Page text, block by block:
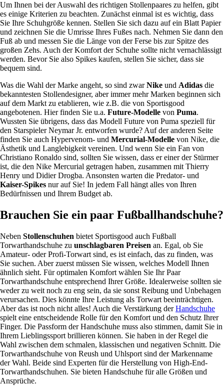
Um Ihnen bei der Auswahl des richtigen Stollenpaares zu helfen, gibt
es einige Kriterien zu beachten. Zunächst einmal ist es wichtig, dass
Sie Ihre Schuhgröße kennen. Stellen Sie sich dazu auf ein Blatt Papier
und zeichnen Sie die Umrisse Ihres Fußes nach. Nehmen Sie dann den
Fuß ab und messen Sie die Länge von der Ferse bis zur Spitze des
großen Zehs. Auch der Komfort der Schuhe sollte nicht vernachlässigt
werden. Bevor Sie also Spikes kaufen, stellen Sie sicher, dass sie
bequem sind.
Was die Wahl der Marke angeht, so sind zwarNike und Adidas die
bekanntesten Stollendesigner, aber immer mehr Marken beginnen sich
auf dem Markt zu etablieren, wie z.B. die von Sportisgood
angebotenen. Hier finden Sie u.a. Future-Modelle von Puma.
Wussten Sie übrigens, dass das Modell Future von Puma speziell für
den Starspieler Neymar Jr. entworfen wurde? Auf der anderen Seite
finden Sie auch Hypervenom- und Mercurial-Modelle von Nike, die
Ästhetik und Langlebigkeit vereinen. Und wenn Sie ein Fan von
Christiano Ronaldo sind, sollten Sie wissen, dass er einer der Stürmer
ist, die den Nike Mercurial getragen haben, zusammen mit Thierry
Henry und Didier Drogba. Ansonsten warten die Predator- und
Kaiser-Spikes nur auf Sie! In jedem Fall hängt alles von Ihren
Bedürfnissen und Ihrem Budget ab.
Brauchen Sie ein paar Fußballhandschuhe?
Neben Stollenschuhen bietet Sportisgood auch Fußball
Torwarthandschuhe zu unschlagbaren Preisen an. Egal, ob Sie
Amateur- oder Profi-Torwart sind, es ist einfach, das zu finden, was
Sie suchen. Aber zuerst müssen Sie wissen, welches Modell Ihnen
ähnlich sieht. Für optimalen Komfort wählen Sie Ihr Paar
Torwarthandschuhe entsprechend Ihrer Größe. Idealerweise sollten sie
weder zu weit noch zu eng sein, da sie sonst Reibung und Unbehagen
verursachen. Dies könnte Ihre Leistung als Torwart beeinträchtigen.
Aber das ist noch nicht alles! Auch die Verstärkung derHandschuhe
spielt eine entscheidende Rolle für den Komfort und den Schutz Ihrer
Finger. Die Passform der Handschuhe muss also stimmen, damit Sie in
Ihrem Lieblingssport brillieren können. Sie haben in der Regel die
Wahl zwischen dem schmalen, klassischen und negativen Schnitt. Die
Torwarthandschuhe von Reush und Uhlsport sind der Markenname
der Wahl. Beide sind Experten für die Herstellung von High-End-
Torwarthandschuhen. Sie bieten Handschuhe für alle Größen und
Ansprüche.